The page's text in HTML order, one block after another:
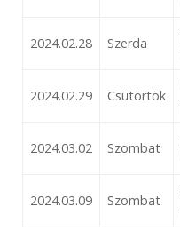
2024.02.28 Szerda
2024.02.29 Csütörtök
2024.03.02 Szombat
2024.03.09 Szombat